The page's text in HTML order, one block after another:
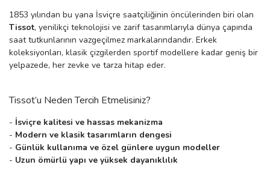
1853 yılından bu yana İsviçre saatçiliğinin öncülerinden biri olan
Tissot, yenilikçi teknolojisi ve zarif tasarımlarıyla dünya çapında
saat tutkunlarının vazgeçilmez markalarındandır. Erkek
koleksiyonları, klasik çizgilerden sportif modellere kadar geniş bir
yelpazede, her zevke ve tarza hitap eder.
Tissot’u Neden Tercih Etmelisiniz?
- İsviçre kalitesi ve hassas mekanizma
- Modern ve klasik tasarımların dengesi
- Günlük kullanıma ve özel günlere uygun modeller
- Uzun ömürlü yapı ve yüksek dayanıklılık